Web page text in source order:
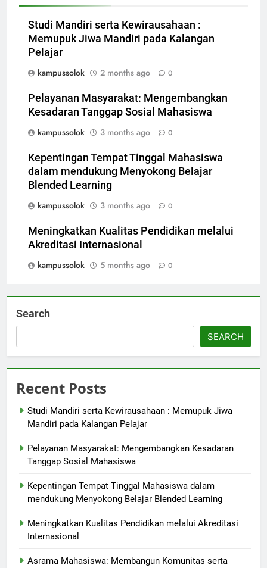
Studi Mandiri serta Kewirausahaan :
Memupuk Jiwa Mandiri pada Kalangan
Pelajar
kampussolok
2 months ago 0
Pelayanan Masyarakat: Mengembangkan
Kesadaran Tanggap Sosial Mahasiswa
kampussolok
3 months ago 0
Kepentingan Tempat Tinggal Mahasiswa
dalam mendukung Menyokong Belajar
Blended Learning
kampussolok
3 months ago 0
Meningkatkan Kualitas Pendidikan melalui
Akreditasi Internasional
kampussolok
5 months ago 0
Search
SEARCH
Recent Posts
Studi Mandiri serta Kewirausahaan : Memupuk Jiwa
Mandiri pada Kalangan Pelajar
Pelayanan Masyarakat: Mengembangkan Kesadaran
Tanggap Sosial Mahasiswa
Kepentingan Tempat Tinggal Mahasiswa dalam
mendukung Menyokong Belajar Blended Learning
Meningkatkan Kualitas Pendidikan melalui Akreditasi
Internasional
Asrama Mahasiswa: Membangun Komunitas serta